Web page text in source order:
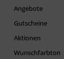
Angebote
Gutscheine
Aktionen
Wunschfarbton